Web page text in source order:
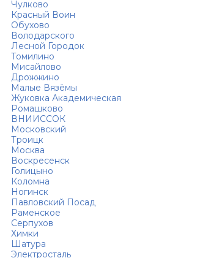
Чулково
Красный Воин
Обухово
Володарского
Лесной Городок
Томилино
Мисайлово
Дрожжино
Малые Вязёмы
Жуковка Академическая
Ромашково
ВНИИССОК
Московский
Троицк
Москва
Воскресенск
Голицыно
Коломна
Ногинск
Павловский Посад
Раменское
Серпухов
Химки
Шатура
Электросталь